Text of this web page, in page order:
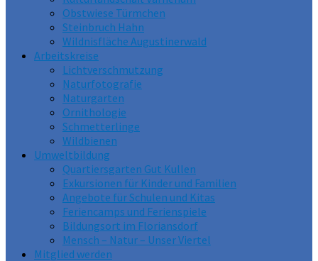
Obstwiese Türmchen
Steinbruch Hahn
Wildnisfläche Augustinerwald
Arbeitskreise
Lichtverschmutzung
Naturfotografie
Naturgarten
Ornithologie
Schmetterlinge
Wildbienen
Umweltbildung
Quartiersgarten Gut Kullen
Exkursionen für Kinder und Familien
Angebote für Schulen und Kitas
Feriencamps und Ferienspiele
Bildungsort im Floriansdorf
Mensch – Natur – Unser Viertel
Mitglied werden